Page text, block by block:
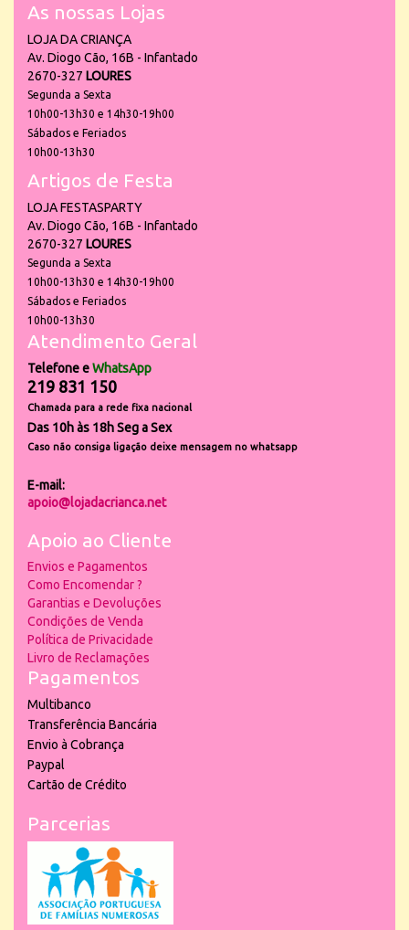
As nossas Lojas
LOJA DA CRIANÇA
Av. Diogo Cão, 16B - Infantado
2670-327 LOURES
Segunda a Sexta
10h00-13h30 e 14h30-19h00
Sábados e Feriados
10h00-13h30
Artigos de Festa
LOJA FESTASPARTY
Av. Diogo Cão, 16B - Infantado
2670-327 LOURES
Segunda a Sexta
10h00-13h30 e 14h30-19h00
Sábados e Feriados
10h00-13h30
Atendimento Geral
Telefone eWhatsApp
219 831 150
Chamada para a rede fixa nacional
Das 10h às 18h Seg a Sex
Caso não consiga ligação deixe mensagem no whatsapp
E-mail:
apoio@lojadacrianca.net
Apoio ao Cliente
Envios e Pagamentos
Como Encomendar ?
Garantias e Devoluções
Condições de Venda
Política de Privacidade
Livro de Reclamações
Pagamentos
Multibanco
Transferência Bancária
Envio à Cobrança
Paypal
Cartão de Crédito
Parcerias